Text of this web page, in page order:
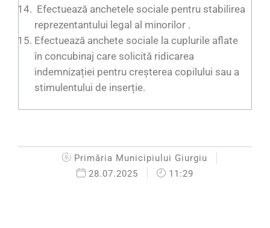
Efectuează anchetele sociale pentru stabilirea
reprezentantului legal al minorilor .
Efectuează anchete sociale la cuplurile aflate
în concubinaj care solicită ridicarea
indemnizației pentru creșterea copilului sau a
stimulentului de inserție.
Primăria Municipiului Giurgiu
28.07.2025
11:29